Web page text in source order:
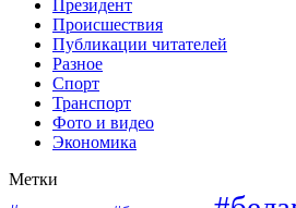
Президент
Происшествия
Публикации читателей
Разное
Спорт
Транспорт
Фото и видео
Экономика
Метки